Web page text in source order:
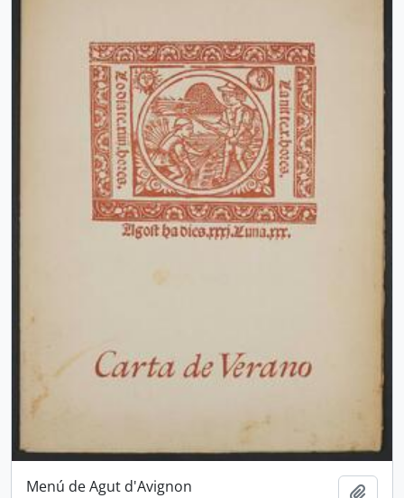
Menú de Agut d'Avignon